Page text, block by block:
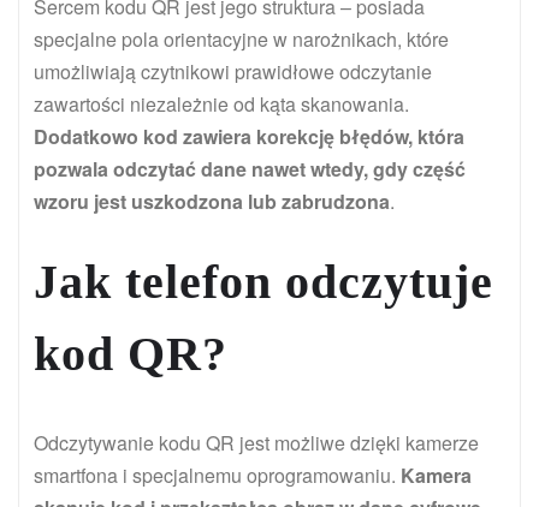
Sercem kodu QR jest jego struktura – posiada
specjalne pola orientacyjne w narożnikach, które
umożliwiają czytnikowi prawidłowe odczytanie
zawartości niezależnie od kąta skanowania.
Dodatkowo kod zawiera korekcję błędów, która
pozwala odczytać dane nawet wtedy, gdy część
wzoru jest uszkodzona lub zabrudzona.
Jak telefon odczytuje
kod QR?
Odczytywanie kodu QR jest możliwe dzięki kamerze
smartfona i specjalnemu oprogramowaniu. Kamera